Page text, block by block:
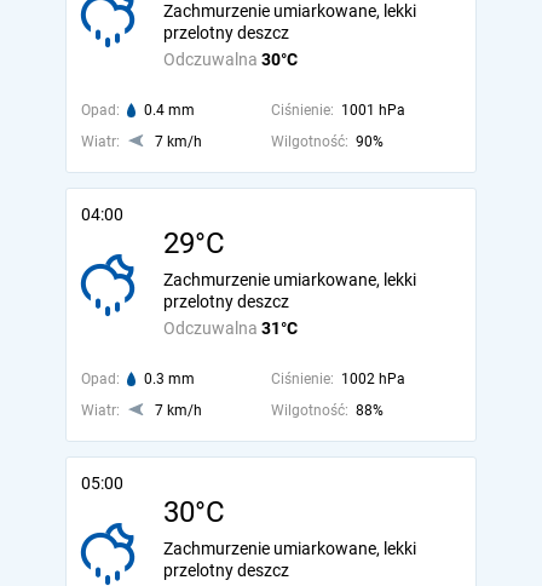
Odczuwalna 30°C
Zachmurzenie umiarkowane, lekki
przelotny deszcz
Opad: 0.4 mm Ciśnienie: 1001 hPa
Wiatr:
7 km/h Wilgotność: 90%
04:00
29°C
Odczuwalna 31°C
Zachmurzenie umiarkowane, lekki
przelotny deszcz
Opad: 0.3 mm Ciśnienie: 1002 hPa
Wiatr:
7 km/h Wilgotność: 88%
05:00
30°C
Zachmurzenie umiarkowane, lekki
przelotny deszcz